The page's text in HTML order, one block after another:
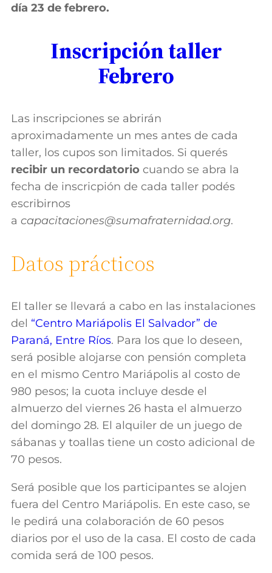
día 23 de febrero.
Inscripción taller
Febrero
Las inscripciones se abrirán
aproximadamente un mes antes de cada
taller, los cupos son limitados. Si querés
recibir un recordatorio cuando se abra la
fecha de inscricpión de cada taller podés
escribirnos
a capacitaciones@sumafraternidad.org.
Datos prácticos
El taller se llevará a cabo en las instalaciones
del “Centro Mariápolis El Salvador” de
Paraná, Entre Ríos. Para los que lo deseen,
será posible alojarse con pensión completa
en el mismo Centro Mariápolis al costo de
980 pesos; la cuota incluye desde el
almuerzo del viernes 26 hasta el almuerzo
del domingo 28. El alquiler de un juego de
sábanas y toallas tiene un costo adicional de
70 pesos.
Será posible que los participantes se alojen
fuera del Centro Mariápolis. En este caso, se
le pedirá una colaboración de 60 pesos
diarios por el uso de la casa. El costo de cada
comida será de 100 pesos.